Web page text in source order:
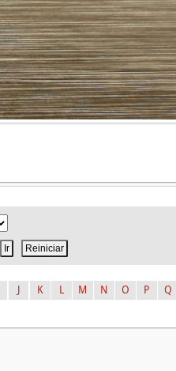
K L M N O P Q